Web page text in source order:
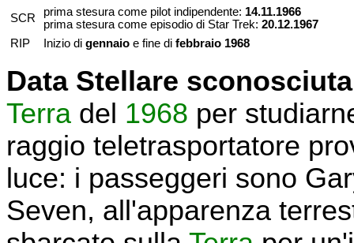
SCR
prima stesura come pilot indipendente: 14.11.1966
prima stesura come episodio di Star Trek: 20.12.1967
RIP
Inizio di gennaio e fine di febbraio 1968
Data Stellare sconosciuta
Terra del 1968 per
raggio teletrasportatore
luce: i passeggeri sono
Seven, all'apparenza